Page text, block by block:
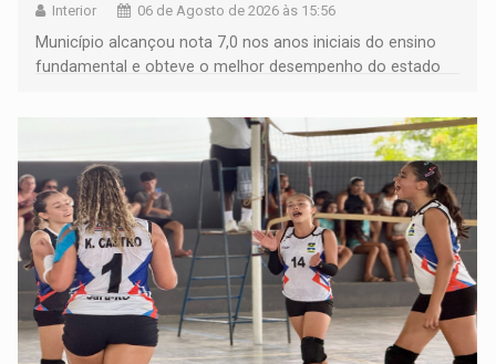
Interior 06 de Agosto de 2026 às 15:56
Município alcançou nota 7,0 nos anos iniciais do ensino
fundamental e obteve o melhor desempenho do estado